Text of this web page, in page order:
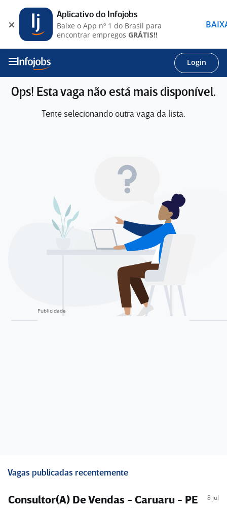
Login
Ops! Esta vaga não está mais disponível.
Tente selecionando outra vaga da lista.
Vagas publicadas recentemente
Consultor(A) De Vendas - Caruaru - PE 8 jul
Aplicativo do Infojobs
Baixe o App nº 1 do Brasil para
encontrar empregos GRÁTIS!!